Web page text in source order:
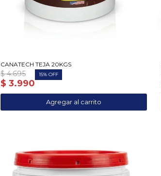
CANATECH TEJA 20KGS
$ 3.990
$ 4.695 15